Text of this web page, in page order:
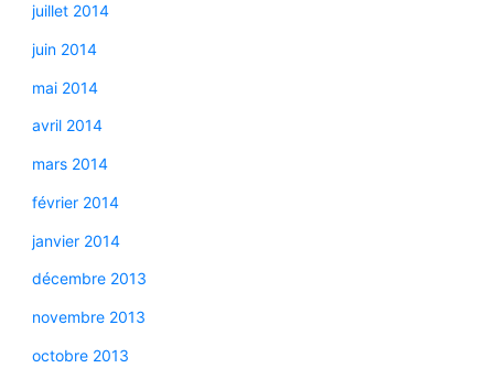
juillet 2014
juin 2014
mai 2014
avril 2014
mars 2014
février 2014
janvier 2014
décembre 2013
novembre 2013
octobre 2013